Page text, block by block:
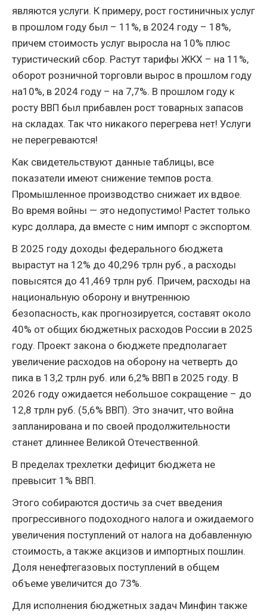
являются услуги. К примеру, рост гостиничных услуг
в прошлом году был – 11%, в 2024 году – 18%,
причем стоимость услуг выросла на 10% плюс
туристический сбор. Растут тарифы ЖКХ – на 11%,
оборот розничной торговли вырос в прошлом году
на10%, в 2024 году – на 7,7%. В прошлом году к
росту ВВП был прибавлен рост товарных запасов
на складах. Так что никакого перегрева нет! Услуги
не перегреваются!
Как свидетельствуют данные таблицы, все
показатели имеют снижение темпов роста.
Промышленное производство снижает их вдвое.
Во время войны — это недопустимо! Растет только
курс доллара, да вместе с ним импорт с экспортом.
В 2025 году доходы федерального бюджета
вырастут на 12% до 40,296 трлн руб., а расходы
повысятся до 41,469 трлн руб. Причем, расходы на
национальную оборону и внутреннюю
безопасность, как прогнозируется, составят около
40% от общих бюджетных расходов России в 2025
году. Проект закона о бюджете предполагает
увеличение расходов на оборону на четверть до
пика в 13,2 трлн руб. или 6,2% ВВП в 2025 году. В
2026 году ожидается небольшое сокращение – до
12,8 трлн руб. (5,6% ВВП). Это значит, что война
запланирована и по своей продолжительности
станет длиннее Великой Отечественной.
В пределах трехлетки дефицит бюджета не
превысит 1% ВВП.
Этого собираются достичь за счет введения
прогрессивного подоходного налога и ожидаемого
увеличения поступлений от налога на добавленную
стоимость, а также акцизов и импортных пошлин.
Доля ненефтегазовых поступлений в общем
объеме увеличится до 73%.
Для исполнения бюджетных задач Минфин также